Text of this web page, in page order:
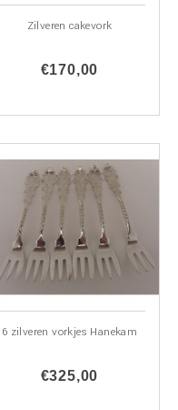
Zilveren cakevork
€170,00
6 zilveren vorkjes Hanekam
€325,00